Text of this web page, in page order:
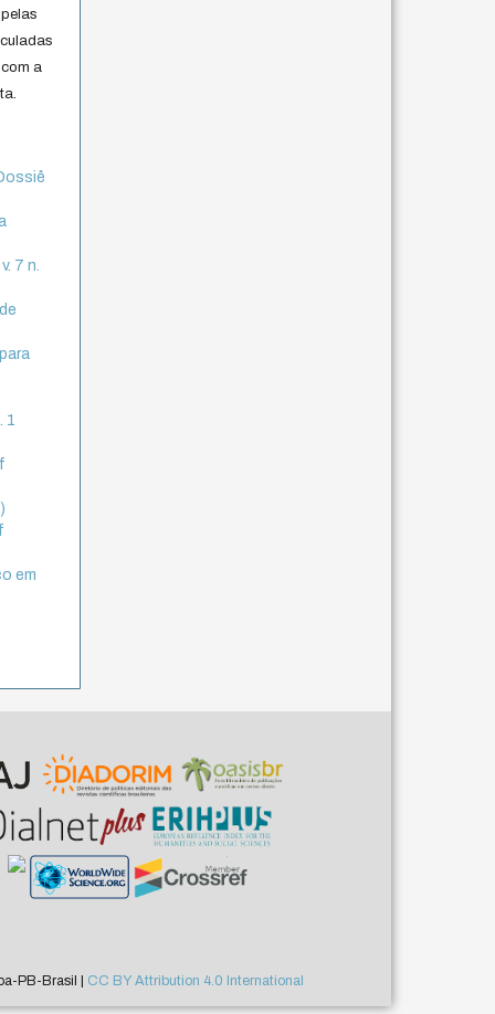
a
7 n.
1
em
PB-Brasil | CC BY Attribution 4.0 International